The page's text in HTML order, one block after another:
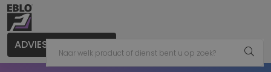
ADVIES AANVRAGEN